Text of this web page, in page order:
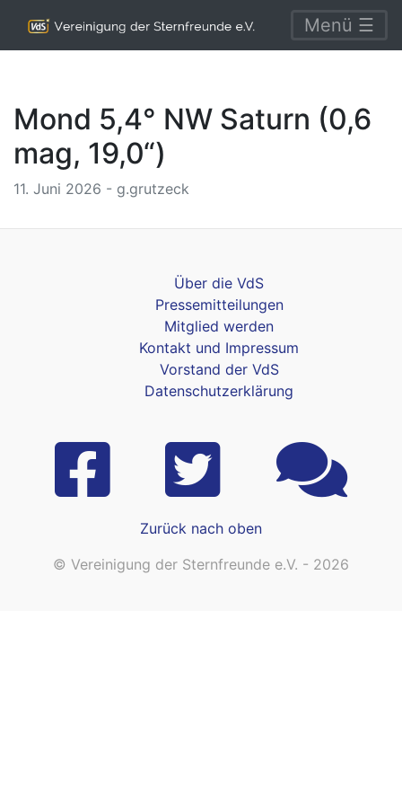
Menü ☰
Mond 5,4° NW Saturn (0,6
mag, 19,0“)
11. Juni 2026 - g.grutzeck
Über die VdS
Pressemitteilungen
Mitglied werden
Kontakt und Impressum
Vorstand der VdS
Datenschutzerklärung
Zurück nach oben
© Vereinigung der Sternfreunde e.V. - 2026